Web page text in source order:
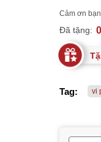
Cảm ơn
Đã tặng: 0
Tag: vi